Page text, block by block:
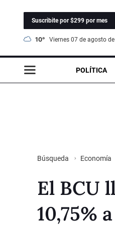
Suscribite por $299 por mes
10° viernes 07 de agosto
POLÍTICA
Búsqueda Economía
El BCU
10,75%